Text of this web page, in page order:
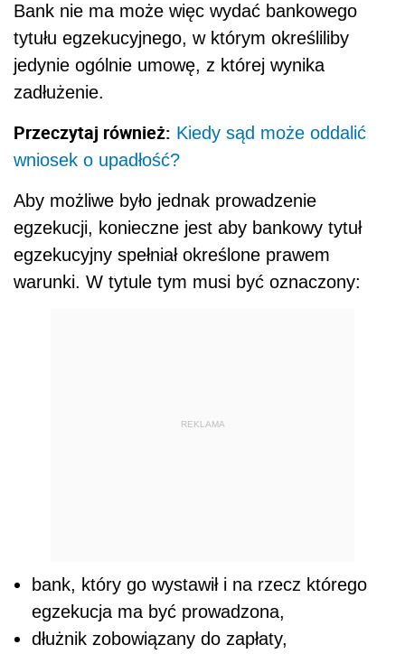
Bank nie ma może więc wydać bankowego
tytułu egzekucyjnego, w którym określiliby
jedynie ogólnie umowę, z której wynika
zadłużenie.
Przeczytaj również: Kiedy sąd może oddalić
wniosek o upadłość?
Aby możliwe było jednak prowadzenie
egzekucji, konieczne jest aby bankowy tytuł
egzekucyjny spełniał określone prawem
warunki. W tytule tym musi być oznaczony:
REKLAMA
bank, który go wystawił i na rzecz którego
egzekucja ma być prowadzona,
dłużnik zobowiązany do zapłaty,